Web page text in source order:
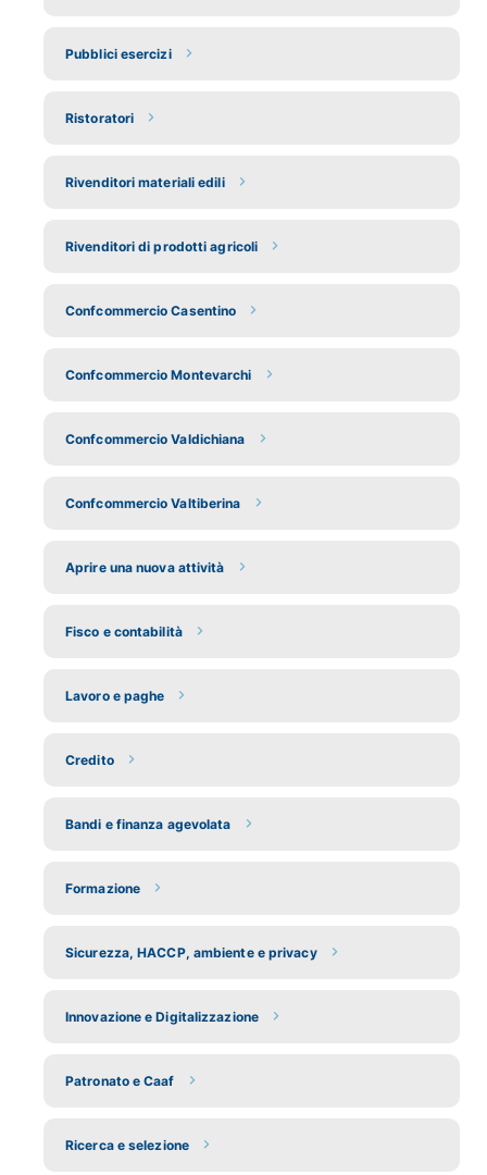
Pubblici esercizi
Ristoratori
Rivenditori materiali edili
Rivenditori di prodotti agricoli
Confcommercio Casentino
Confcommercio Montevarchi
Confcommercio Valdichiana
Confcommercio Valtiberina
Aprire una nuova attività
Fisco e contabilità
Lavoro e paghe
Credito
Bandi e finanza agevolata
Formazione
Sicurezza, HACCP, ambiente e privacy
Innovazione e Digitalizzazione
Patronato e Caaf
Ricerca e selezione